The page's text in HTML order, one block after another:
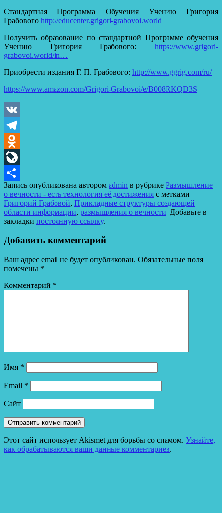
Стандартная Программа Обучения Учению Григория
Грабового http://educenter.grigori-grabovoi.world
Получить образование по стандартной Программе обучения
Учению Григория Грабового: https://www.grigori-
grabovoi.world/in…
Приобрести издания Г. П. Грабового: http://www.ggrig.com/ru/
https://www.amazon.com/Grigori-Grabovoi/e/B008RKQD3S
VK
Telegram
Odnoklassniki
LiveJournal
Отправить
Запись опубликована автором admin в рубрике Размышление
о вечности - есть технология её достижения с метками
Григорий Грабовой, Прикладные структуры создающей
области информации, размышления о вечности. Добавьте в
закладки постоянную ссылку.
Добавить комментарий
Ваш адрес email не будет опубликован. Обязательные поля
помечены *
Комментарий *
Имя *
Email *
Сайт
Этот сайт использует Akismet для борьбы со спамом. Узнайте,
как обрабатываются ваши данные комментариев.